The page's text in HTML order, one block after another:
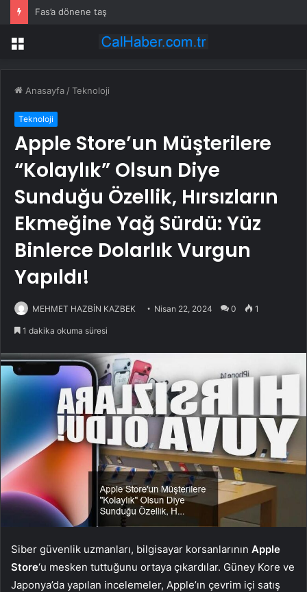
Fas’a dönene taş
Menü
Anasayfa /Teknoloji
Teknoloji
Apple Store’un Müşterilere
“Kolaylık” Olsun Diye
Sunduğu Özellik, Hırsızların
Ekmeğine Yağ Sürdü: Yüz
Binlerce Dolarlık Vurgun
Yapıldı!
MEHMET HAZBİN KAZBEK Nisan 22, 2024 0 1
1 dakika okuma süresi
Siber güvenlik uzmanları, bilgisayar korsanlarının Apple
Store‘u mesken tuttuğunu ortaya çıkardılar. Güney Kore ve
Japonya’da yapılan incelemeler, Apple’ın çevrim içi satış